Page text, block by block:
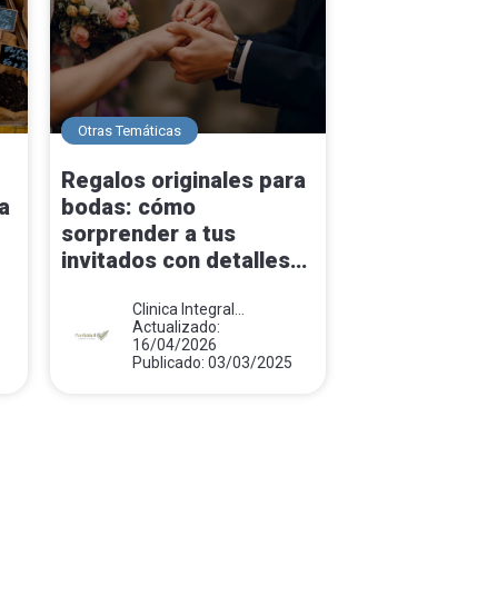
Otras Temáticas
Regalos originales para
bodas: cómo
sorprender a tus
invitados con detalles
Clinica Integral
Monsalud
Actualizado:
16/04/2026
Publicado: 03/03/2025